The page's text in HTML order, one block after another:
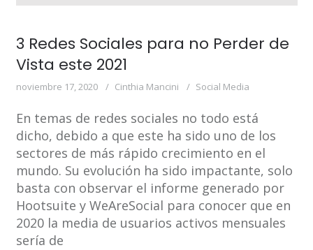
3 Redes Sociales para no Perder de
Vista este 2021
noviembre 17, 2020 Cinthia Mancini Social Media
En temas de redes sociales no todo está
dicho, debido a que este ha sido uno de los
sectores de más rápido crecimiento en el
mundo. Su evolución ha sido impactante, solo
basta con observar el informe generado por
Hootsuite y WeAreSocial para conocer que en
2020 la media de usuarios activos mensuales
sería de